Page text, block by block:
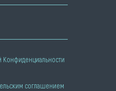
Конфиденциальности
соглашением